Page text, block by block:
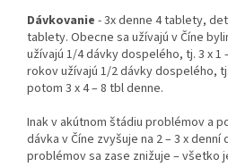
Dávkovanie - 3x denne 4 tablety,
tablety. Obecne sa užívajú v Číne
užívajú 1/4 dávky dospelého, tj. 3 x 1
rokov užívajú 1/2 dávky dospelého,
potom 3 x 4 – 8 tbl denne.
Inak v akútnom štádiu problémov a
dávka v Číne zvyšuje na 2 – 3 x
problémov sa zase znižuje – všetko